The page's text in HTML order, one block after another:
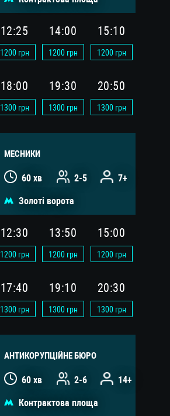
12:25
1200грн
14:00
1200грн
15:10
1200грн
18:00
1300грн
19:30
1300грн
20:50
1300грн
МЕСНИКИ
60 хв 2-5 7+
Золоті ворота
12:30
1200грн
13:50
1200грн
15:00
1200грн
17:40
1300грн
19:10
1300грн
20:30
1300грн
АНТИКОРУПЦІЙНЕ БЮРО
60 хв 2-6 14+
Контрактова площа